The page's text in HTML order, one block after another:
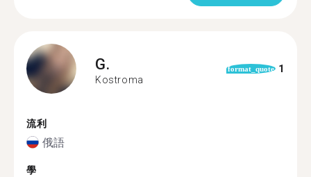
G.
Kostroma
format_quote 1
流利
俄語
學